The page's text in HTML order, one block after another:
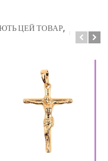
ЦЕЙ ТОВАР,